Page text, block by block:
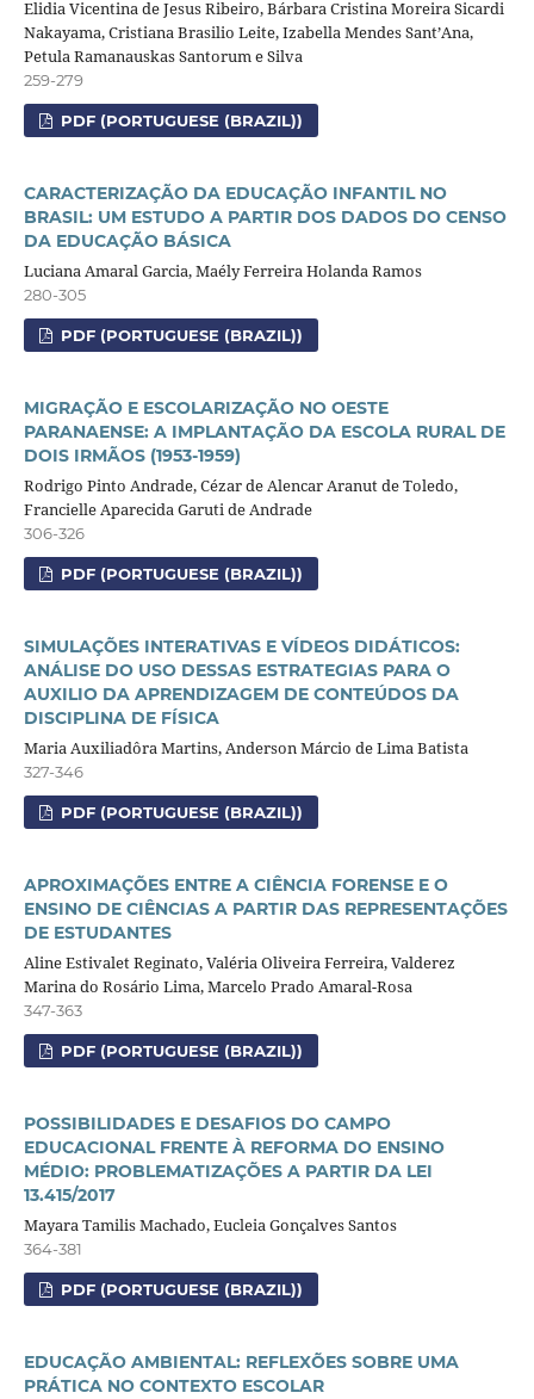
Elidia Vicentina de Jesus Ribeiro, Bárbara Cristina Moreira Sicardi
Nakayama, Cristiana Brasilio Leite, Izabella Mendes Sant’Ana,
Petula Ramanauskas Santorum e Silva
259-279
PDF (PORTUGUESE (BRAZIL))
CARACTERIZAÇÃO DA EDUCAÇÃO INFANTIL NO
BRASIL: UM ESTUDO A PARTIR DOS DADOS DO CENSO
DA EDUCAÇÃO BÁSICA
Luciana Amaral Garcia, Maély Ferreira Holanda Ramos
280-305
PDF (PORTUGUESE (BRAZIL))
MIGRAÇÃO E ESCOLARIZAÇÃO NO OESTE
PARANAENSE: A IMPLANTAÇÃO DA ESCOLA RURAL DE
DOIS IRMÃOS (1953-1959)
Rodrigo Pinto Andrade, Cézar de Alencar Aranut de Toledo,
Francielle Aparecida Garuti de Andrade
306-326
PDF (PORTUGUESE (BRAZIL))
SIMULAÇÕES INTERATIVAS E VÍDEOS DIDÁTICOS:
ANÁLISE DO USO DESSAS ESTRATEGIAS PARA O
AUXILIO DA APRENDIZAGEM DE CONTEÚDOS DA
DISCIPLINA DE FÍSICA
Maria Auxiliadôra Martins, Anderson Márcio de Lima Batista
327-346
PDF (PORTUGUESE (BRAZIL))
APROXIMAÇÕES ENTRE A CIÊNCIA FORENSE E O
ENSINO DE CIÊNCIAS A PARTIR DAS REPRESENTAÇÕES
DE ESTUDANTES
Aline Estivalet Reginato, Valéria Oliveira Ferreira, Valderez
Marina do Rosário Lima, Marcelo Prado Amaral-Rosa
347-363
PDF (PORTUGUESE (BRAZIL))
POSSIBILIDADES E DESAFIOS DO CAMPO
EDUCACIONAL FRENTE À REFORMA DO ENSINO
MÉDIO: PROBLEMATIZAÇÕES A PARTIR DA LEI
13.415/2017
Mayara Tamilis Machado, Eucleia Gonçalves Santos
364-381
PDF (PORTUGUESE (BRAZIL))
EDUCAÇÃO AMBIENTAL: REFLEXÕES SOBRE UMA
PRÁTICA NO CONTEXTO ESCOLAR